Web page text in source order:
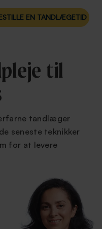
EN TANDLÆGETID
til
tandlæger
seneste teknikker
for at levere